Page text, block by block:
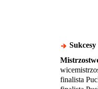
Sukcesy
finalista